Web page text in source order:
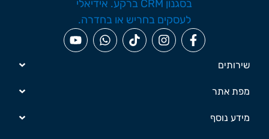
שירותים
מפת אתר
מידע נוסף